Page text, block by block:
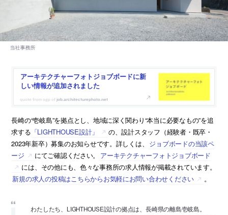
アーキテクチャーフォトジョブボードに新
しい情報が追加されました
job.architecturephoto.net
長崎の“壱岐島”を拠点とし、地域に深く関わり“本当に必要なもの”を追
求する 「LIGHTHOUSE設計」
の、設計スタッフ（経験者・既卒・
2023年新卒）募集のお知らせです。詳しくは、
ジョブボードの当該ペ
ージ
にてご確認ください。
アーキテクチャーフォトジョブボード
には、その他にも、色々な事務所の求人情報が掲載されています。
新規の求人の投稿はこちらからお気軽にお問い合わせください
。
わたしたち、LIGHTHOUSE設計の拠点は、長崎県の離島壱岐島。